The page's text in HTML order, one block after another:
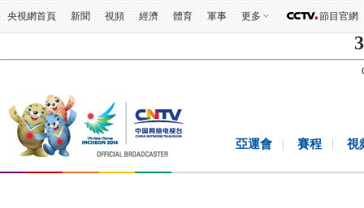
央視網首頁 新聞 視頻 經濟 體育 軍事 更多 節目官網
亞運會 賽程 視